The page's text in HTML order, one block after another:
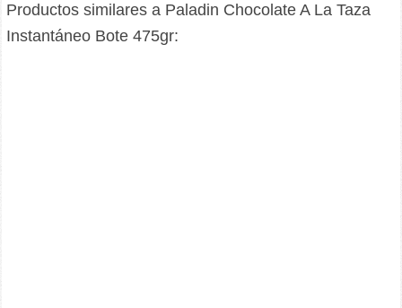
Productos similares a Paladin Chocolate A La Taza
Instantáneo Bote 475gr: